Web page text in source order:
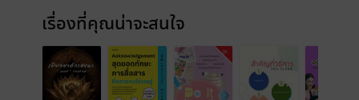
เรื่องที่คุณน่าจะสนใจ